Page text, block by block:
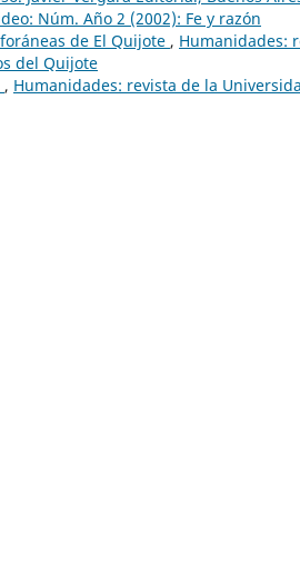
Núm. Año 2 (2002): Fe y razón
de El Quijote , Humanidades:
del Quijote
, Humanidades: revista de la